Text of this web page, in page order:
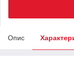
Опис